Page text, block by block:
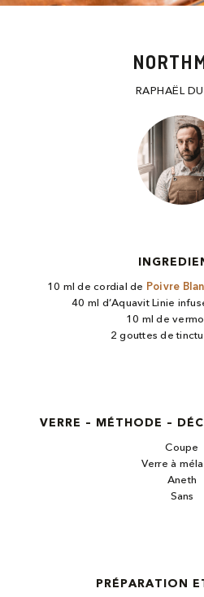
RAPHAËL
10 ml de cordial de Poivre
40 ml d’Aquavit Linie
10 ml de
2 gouttes de
VERRE – MÉTHODE –
Coupe
Verre à
Aneth
Sans
PRÉPARATION